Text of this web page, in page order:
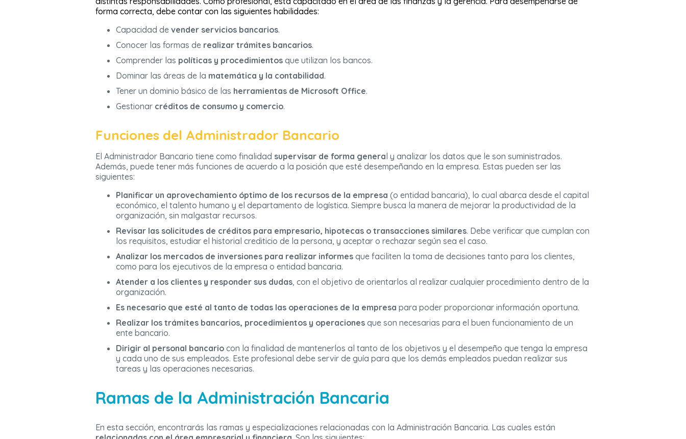
forma correcta, debe contar con las siguientes habilidades:
Capacidad de vender servicios bancarios.
Conocer las formas de realizar trámites bancarios.
Comprender las políticas y procedimientos que utilizan los bancos.
Dominar las áreas de la matemática y la contabilidad.
Tener un dominio básico de las herramientas de Microsoft Office.
Gestionar créditos de consumo y comercio.
Funciones del Administrador Bancario
El Administrador Bancario tiene como finalidad supervisar de forma general y analizar los datos que le son suministrados.
Además, puede tener más funciones de acuerdo a la posición que esté desempeñando en la empresa. Estas pueden ser las
siguientes:
Planificar un aprovechamiento óptimo de los recursos de la empresa (o entidad bancaria), lo cual abarca desde el capital
económico, el talento humano y el departamento de logística. Siempre busca la manera de mejorar la productividad de la
organización, sin malgastar recursos.
Revisar las solicitudes de créditos para empresario, hipotecas o transacciones similares. Debe verificar que cumplan con
los requisitos, estudiar el historial crediticio de la persona, y aceptar o rechazar según sea el caso.
Analizar los mercados de inversiones para realizar informes que faciliten la toma de decisiones tanto para los clientes,
como para los ejecutivos de la empresa o entidad bancaria.
Atender a los clientes y responder sus dudas, con el objetivo de orientarlos al realizar cualquier procedimiento dentro de la
organización.
Es necesario que esté al tanto de todas las operaciones de la empresa para poder proporcionar información oportuna.
Realizar los trámites bancarios, procedimientos y operaciones que son necesarias para el buen funcionamiento de un
ente bancario.
Dirigir al personal bancario con la finalidad de mantenerlos al tanto de los objetivos y el desempeño que tenga la empresa
y cada uno de sus empleados. Este profesional debe servir de guía para que los demás empleados puedan realizar sus
tareas y las operaciones necesarias.
Ramas de la Administración Bancaria
En esta sección, encontrarás las ramas y especializaciones relacionadas con la Administración Bancaria. Las cuales están